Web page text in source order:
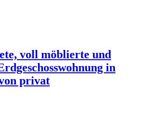
voll möblierte und
in
privat